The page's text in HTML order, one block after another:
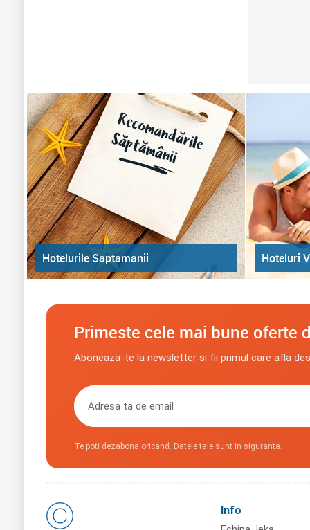
Hotelurile Saptamanii Hoteluri
Primeste cele mai bune oferte
Aboneaza-te la newsletter si fii primul care afla
Te poti dezabona oricand. Datele tale sunt in siguranta.
Info